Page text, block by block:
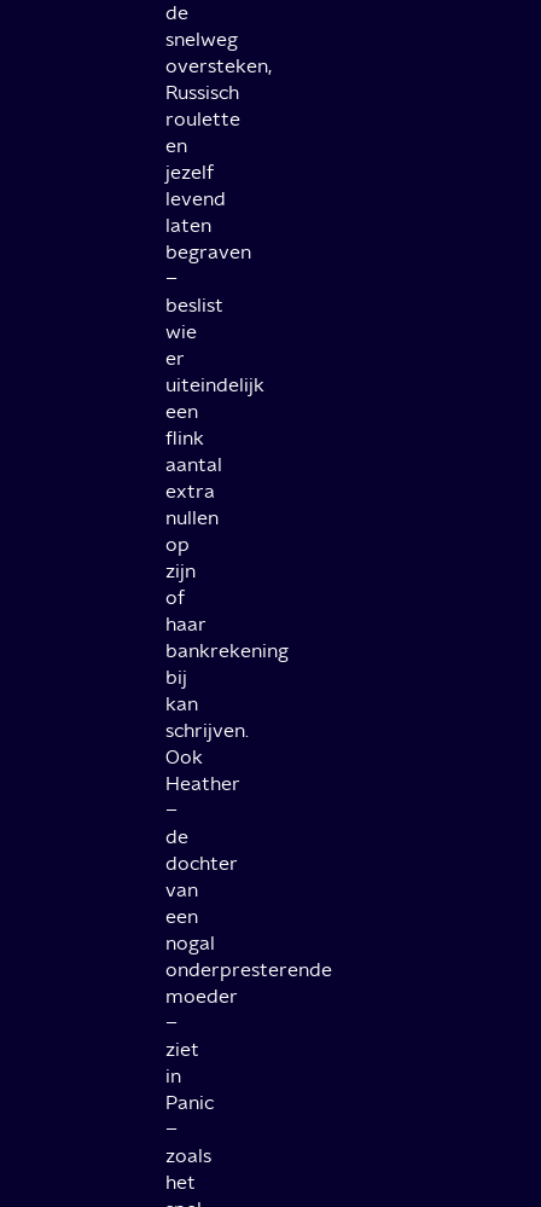
de
snelweg
oversteken,
Russisch
roulette
en
jezelf
levend
laten
begraven
–
beslist
wie
er
uiteindelijk
een
flink
aantal
extra
nullen
op
zijn
of
haar
bankrekening
bij
kan
schrijven.
Ook
Heather
–
de
dochter
van
een
nogal
onderpresterende
moeder
–
ziet
in
Panic
–
zoals
het